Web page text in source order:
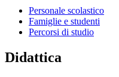
Personale scolastico
Famiglie e studenti
Percorsi di studio
Didattica